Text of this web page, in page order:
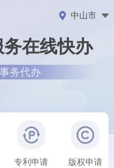
中山市
在线快办
务代办
专利申请 版权申请